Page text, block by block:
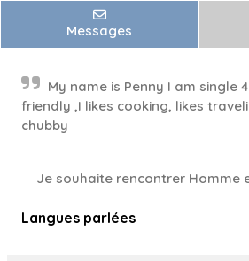
Messages
My name is Penny I am single
friendly ,I likes cooking, likes
chubby
Je souhaite rencontrer Homme
Langues parlées